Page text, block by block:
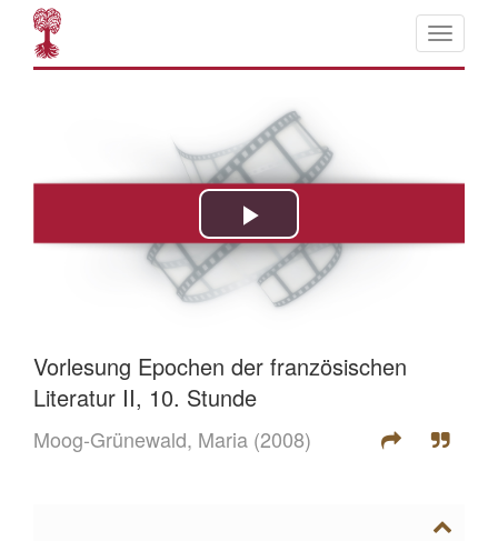
Vorlesung Epochen der französischen
Literatur II, 10. Stunde
Moog-Grünewald, Maria (2008)